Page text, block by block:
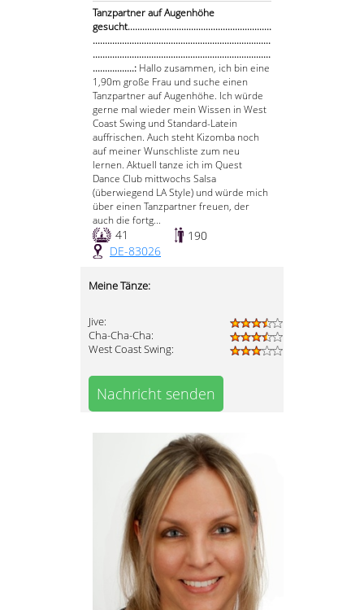
Tanzpartner auf Augenhöhe
gesucht...........................................................
.........................................................................
.........................................................................
.................: Hallo zusammen, ich bin eine
1,90m große Frau und suche einen
Tanzpartner auf Augenhöhe. Ich würde
gerne mal wieder mein Wissen in West
Coast Swing und Standard-Latein
auffrischen. Auch steht Kizomba noch
auf meiner Wunschliste zum neu
lernen. Aktuell tanze ich im Quest
Dance Club mittwochs Salsa
(überwiegend LA Style) und würde mich
über einen Tanzpartner freuen, der
auch die fortg...
41
190
DE-83026
Meine Tänze:
Jive:
Cha-Cha-Cha:
West Coast Swing:
Nachricht senden